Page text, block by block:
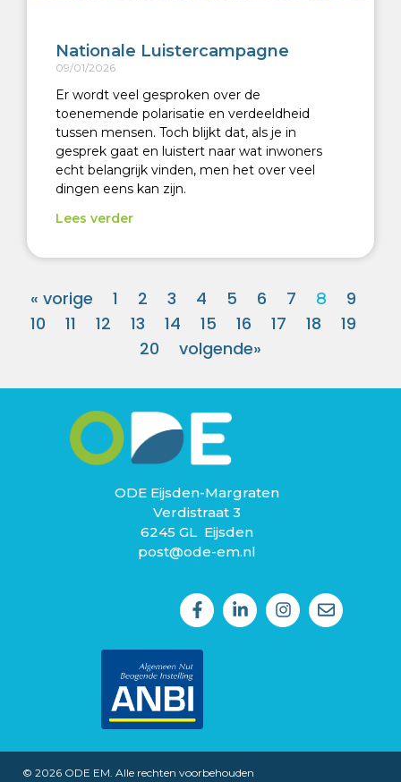
Nationale Luistercampagne
09/01/2026
Er wordt veel gesproken over de
toenemende polarisatie en verdeeldheid
tussen mensen. Toch blijkt dat, als je in
gesprek gaat en luistert naar wat inwoners
echt belangrijk vinden, men het over veel
dingen eens kan zijn.
Lees verder
« vorige 1 2 3 4 5 6 7 8
9
10
11 12 13 14 15 16 17 18
19
20
volgende»
ODE Eijsden-Margraten
Verdistraat 3
6245 GL Eijsden
post@ode-em.nl
© 2026 ODE EM. Alle rechten voorbehouden